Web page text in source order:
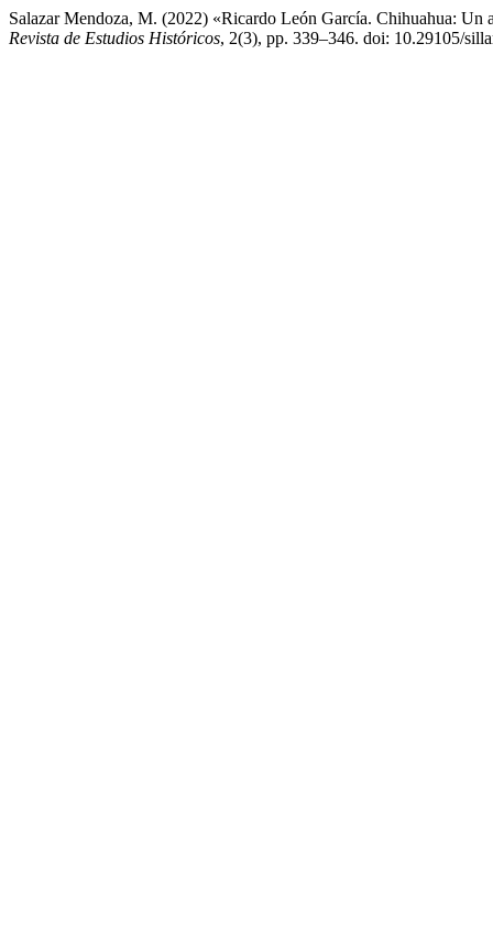
Salazar Mendoza, M. (2022) «Ricardo León García. Chihuahua:
Revista de Estudios Históricos, 2(3), pp. 339–346. doi: 10.29105/